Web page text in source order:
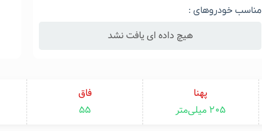
مناسب خودروهای :
هیچ داده ای یافت نشد
پهنا
۲۰۵ میلی‌متر
فاق
۵۵